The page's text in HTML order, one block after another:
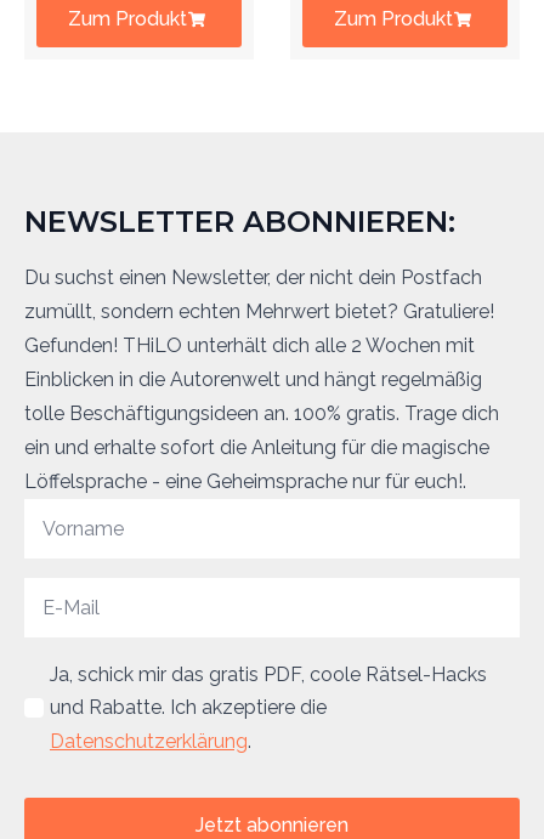
Zum Produkt Zum Produkt
NEWSLETTER ABONNIEREN:
Du suchst einen Newsletter, der nicht dein Postfach
zumüllt, sondern echten Mehrwert bietet? Gratuliere!
Gefunden! THiLO unterhält dich alle 2 Wochen mit
Einblicken in die Autorenwelt und hängt regelmäßig
tolle Beschäftigungsideen an. 100% gratis. Trage dich
ein und erhalte sofort die Anleitung für die magische
Löffelsprache - eine Geheimsprache nur für euch!.
Ja, schick mir das gratis PDF, coole Rätsel-Hacks
und Rabatte. Ich akzeptiere die
Datenschutzerklärung.
Jetzt abonnieren